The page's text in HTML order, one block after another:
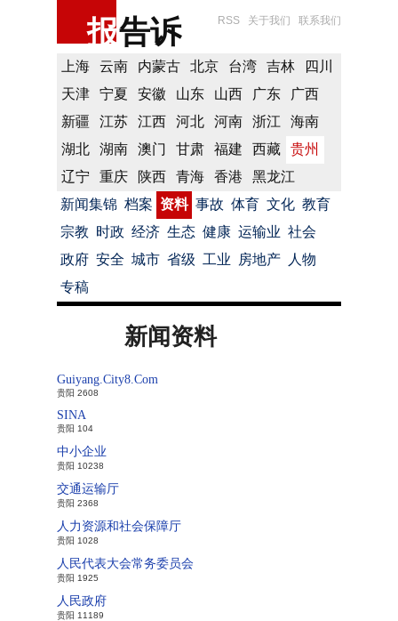
报告诉 RSS 关于我们 联系我们
上海 云南 内蒙古 北京 台湾 吉林
四川
天津
宁夏 安徽 山东 山西 广东
广西
新疆
江苏 江西 河北 河南 浙江
海南
湖北
湖南 澳门 甘肃 福建 西藏
贵州
辽宁
重庆 陕西 青海 香港
黑龙江
新闻集锦 档案 资料 事故 体育 文化 教育
宗教 时政 经济 生态 健康 运输业 社会
政府 安全 城市 省级 工业 房地产
人物
专稿
新闻资料
Guiyang.City8.Com
贵阳 2608
SINA
贵阳 104
中小企业
贵阳 10238
交通运输厅
贵阳 2368
人力资源和社会保障厅
贵阳 1028
人民代表大会常务委员会
贵阳 1925
人民政府
贵阳 11189